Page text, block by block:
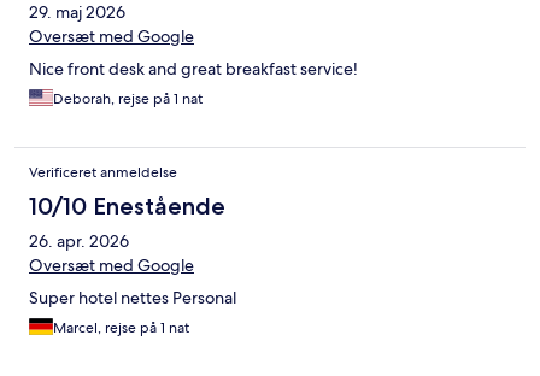
29. maj 2026
Oversæt med Google
Nice front desk and great breakfast service!
Deborah, rejse på 1 nat
Verificeret anmeldelse
10/10 Enestående
26. apr. 2026
Oversæt med Google
Super hotel nettes Personal
Marcel, rejse på 1 nat